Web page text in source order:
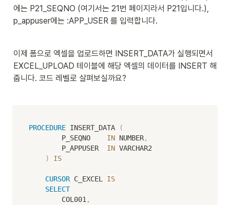
에는 P21_SEQNO (여기서는 21번 페이지라서 P21입니다.),
p_appuser에는 :APP_USER 를 입력합니다.
이제 폼으로 엑셀을 업로드하면 INSERT_DATA가 실행되면서
EXCEL_UPLOAD 테이블에 해당 엑셀의 데이터를 INSERT 해
줍니다. 코드 레벨로 살펴보실까요?
PROCEDURE INSERT_DATA
(
        P_SEQNO
IN NUMBER,
        P_APPUSER
IN VARCHAR2
)
IS
CURSOR C_EXCEL IS
SELECT
        COL001
,